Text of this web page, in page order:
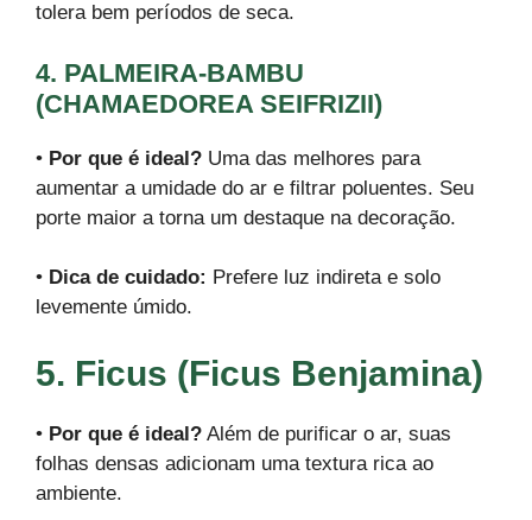
tolera bem períodos de seca.
4. PALMEIRA-BAMBU
(CHAMAEDOREA SEIFRIZII)
• Por que é ideal? Uma das melhores para
aumentar a umidade do ar e filtrar poluentes. Seu
porte maior a torna um destaque na decoração.
• Dica de cuidado: Prefere luz indireta e solo
levemente úmido.
5. Ficus (Ficus Benjamina)
• Por que é ideal? Além de purificar o ar, suas
folhas densas adicionam uma textura rica ao
ambiente.